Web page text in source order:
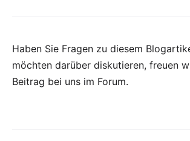
Haben Sie Fragen zu diesem
möchten darüber diskutieren, freuen
Beitrag bei uns im Forum.